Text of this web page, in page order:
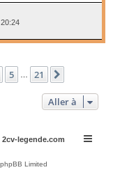
5 21
Aller à
legende.com
Limited